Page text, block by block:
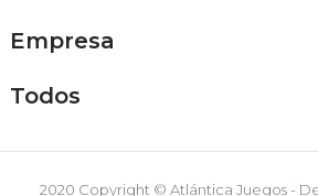
Empresa
Todos
2020 Copyright © Atlántica Juegos -